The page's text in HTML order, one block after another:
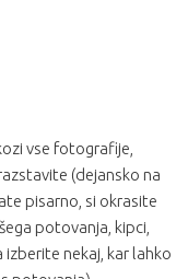
vse fotografije,
(dejansko na
pisarno, si okrasite
potovanja, kipci,
nekaj, kar lahko